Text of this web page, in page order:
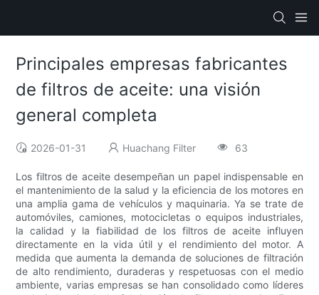
Principales empresas fabricantes
de filtros de aceite: una visión
general completa
2026-01-31 Huachang Filter 63
Los filtros de aceite desempeñan un papel indispensable en
el mantenimiento de la salud y la eficiencia de los motores en
una amplia gama de vehículos y maquinaria. Ya se trate de
automóviles, camiones, motocicletas o equipos industriales,
la calidad y la fiabilidad de los filtros de aceite influyen
directamente en la vida útil y el rendimiento del motor. A
medida que aumenta la demanda de soluciones de filtración
de alto rendimiento, duraderas y respetuosas con el medio
ambiente, varias empresas se han consolidado como líderes